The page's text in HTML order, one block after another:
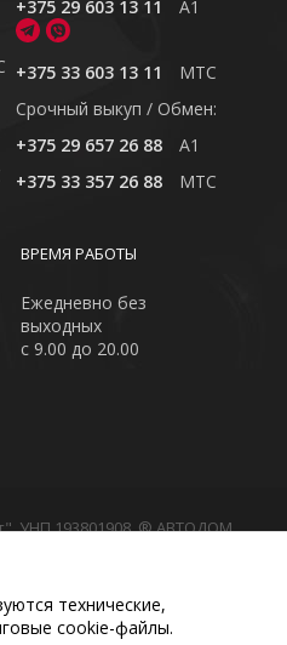
+375 29 603 13 11
A1
+375 33 603 13 11
MTC
Cрочный выкуп / Обмен:
+375 29 657 26 88
A1
+375 33 357 26 88
MTC
ВРЕМЯ РАБОТЫ
Ежедневно без
выходных
с 9.00 до 20.00
УНП 193801908. ® АВТОДОМ
то, что данный интернет-
характер
копирование материалов
технические,
сооkіе-файлы.